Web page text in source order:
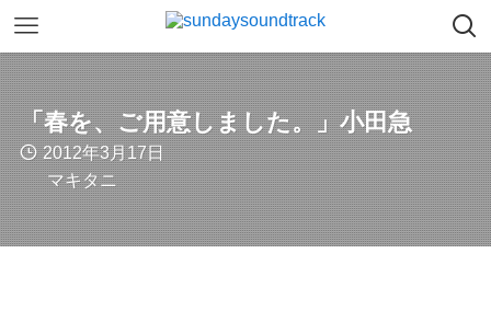
「春を、ご用意しました。」小田急
2012年3月17日
マキタニ